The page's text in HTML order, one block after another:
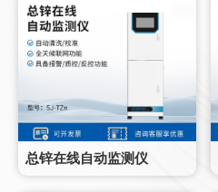
总锌在线自动监测仪